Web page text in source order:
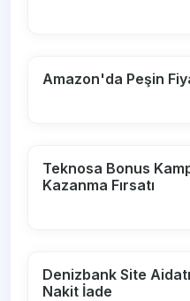
Amazon'da Peşin
Teknosa Bonus
Kazanma Fırsatı
Denizbank Site
Nakit İade